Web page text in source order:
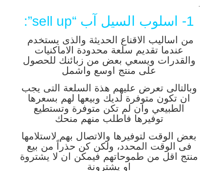
.
1- اسلوب السيل آب “sell up”:
من اساليب الاقناع الحديثة والذى يستخدم
عندما تقديم سلعة محدودة الاماكنيات
والقدرات ويسعي بعض من زبائنك للحصول
على منتج اوسع واشمل
وبالتالى تعرض عليهم هذة السلعة التى يجب
ان تكون متوفرة لديك وبيعها لهم بسعرها
الطبيعي وان لم تكن متوفرة وتستطيع
توفيرها فاطلب منهم منحك
بعض الوقت لتوفيرها والاتصال بهم لاستلامها
فى الوقت المحدد، ولكن كن حذراً من بيع
منتج اقل من طموحاتهم فيمكن ان لا يشتروة
او يشترونة